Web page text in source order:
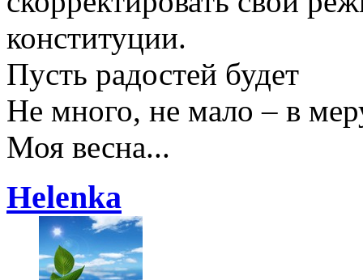
конституции.
Пусть радостей будет
Не много, не мало – в
Моя весна...
Helenka